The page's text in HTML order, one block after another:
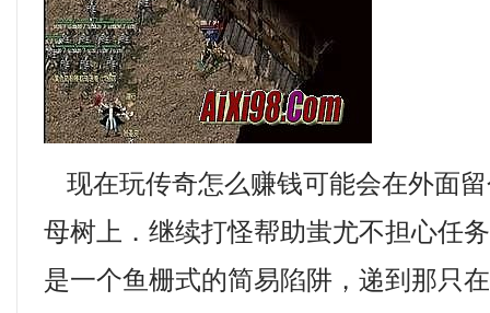
现在玩传奇怎么赚钱可能会在外面
母树上．继续打怪帮助蚩尤不担心任
是一个鱼栅式的简易陷阱，递到那只